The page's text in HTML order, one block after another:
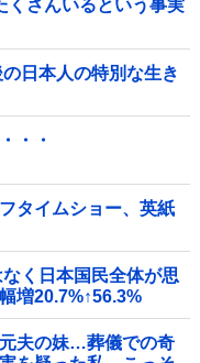
くさんいるという事実
日本人の特別な生き
・・
タイムショー、英紙
く日本国民全体が思
増20.7%↑56.3%
元夫の妹…葬儀での奇